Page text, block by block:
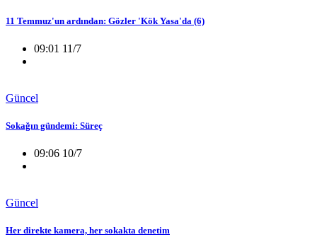
11 Temmuz'un ardından: Gözler 'Kök Yasa'da (6)
09:01 11/7
Güncel
Sokağın gündemi: Süreç
09:06 10/7
Güncel
Her direkte kamera, her sokakta denetim